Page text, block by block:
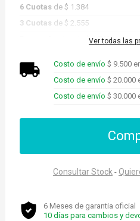
6 Cuotasde $ 1.384
3 Cuotas de $ 2.555
de $ 6.742
Ver todas las
Costo de envío $ 9.500
Costo de envío $ 20.000
Costo de envío $ 30.000
Consultar Stock-
6 Meses de garantia oficial
10 días para cambios y